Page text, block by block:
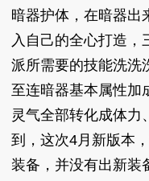
暗器护体，在暗器出
入自己的全心打造，
派所需要的技能洗洗
至连暗器基本属性加
灵气全部转化成体力
到，这次4月新版本
装备，并没有出新装